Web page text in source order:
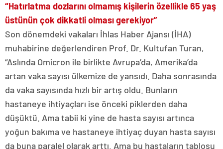
“Hatırlatma dozlarını olmamış kişilerin özellikle 65 yaş
üstünün çok dikkatli olması gerekiyor”
Son dönemdeki vakaları İhlas Haber Ajansı (İHA)
muhabirine değerlendiren Prof. Dr. Kultufan Turan,
“Aslında Omicron ile birlikte Avrupa’da, Amerika’da
artan vaka sayısı ülkemize de yansıdı. Daha sonrasında
da vaka sayısında hızlı bir artış oldu. Bunların
hastaneye ihtiyaçları ise önceki piklerden daha
düşüktü. Ama tabii ki yine de hasta sayısı artınca
yoğun bakıma ve hastaneye ihtiyaç duyan hasta sayısı
da buna paralel olarak arttı. Ama bu hastaların tablosu